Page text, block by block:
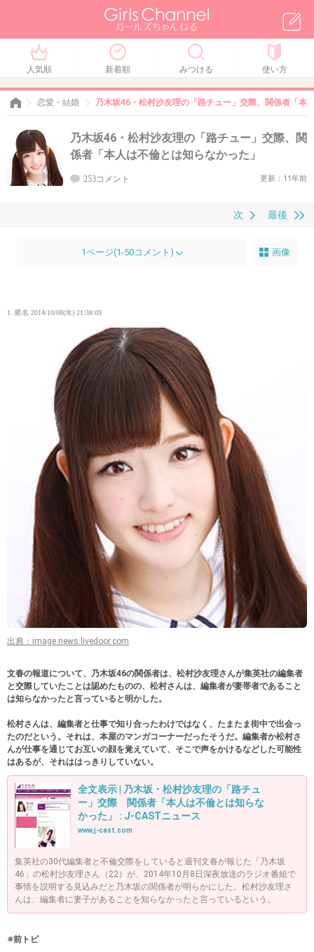
人気順 新着順 みつける 使い方
恋愛・結婚 乃木坂46・松村沙友理の「路チュー」交際、関係者「本
乃木坂46・松村沙友理の「路チュー」交際、関
係者「本人は不倫とは知らなかった」
253コメント 更新：11年前
最後
次
1ページ(1-50コメント) 画像
1. 匿名 2014/10/08(水) 21:38:09
出典：image.news.livedoor.com
文春の報道について、乃木坂46の関係者は、松村沙友理さんが集英社の編集者
と交際していたことは認めたものの、松村さんは、編集者が妻帯者であること
は知らなかったと言っていると明かした。
松村さんは、編集者と仕事で知り合ったわけではなく、たまたま街中で出会っ
たのだという。それは、本屋のマンガコーナーだったそうだ。編集者か松村さ
んが仕事を通じてお互いの顔を覚えていて、そこで声をかけるなどした可能性
はあるが、それははっきりしていない。
全文表示 | 乃木坂・松村沙友理の「路チュ
ー」交際 関係者「本人は不倫とは知らな
かった」 : J-CASTニュース
www.j-cast.com
集英社の30代編集者と不倫交際をしていると週刊文春が報じた「乃木坂
46」の松村沙友理さん（22）が、2014年10月8日深夜放送のラジオ番組で
事情を説明する見込みだと乃木坂の関係者が明らかにした。松村沙友理さ
んは、編集者に妻子があることを知らなかったと言っているという。
※前トピ